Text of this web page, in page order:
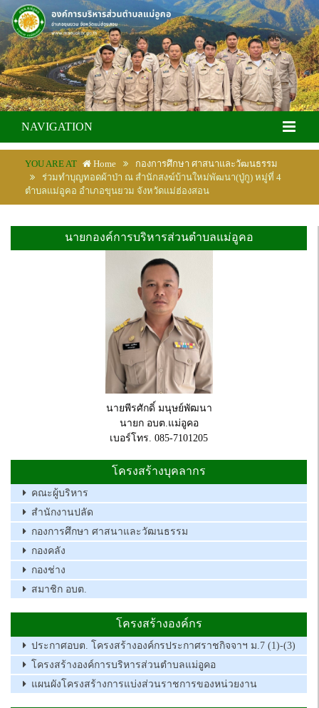
NAVIGATION
YOU ARE AT Home
กองการศึกษา ศาสนาและวัฒนธรรม
ร่วมทำบุญทอดผ้าป่า ณ สำนักสงฆ์บ้านใหม่พัฒนา(ปู่กู) หมู่ที่ 4
ตำบลแม่อูคอ อำเภอขุนยวม จังหวัดแม่ฮ่องสอน
นายกองค์การบริหารส่วนตำบลแม่อูคอ
นายพีรศักดิ์ มนุษย์พัฒนา
นายก อบต.แม่อูคอ
เบอร์โทร. 085-7101205
โครงสร้างบุคลากร
คณะผู้บริหาร
สำนักงานปลัด
กองการศึกษา ศาสนาและวัฒนธรรม
กองคลัง
กองช่าง
สมาชิก อบต.
โครงสร้างองค์กร
ประกาศอบต. โครงสร้างองค์กรประกาศราชกิจจาฯ ม.7 (1)-(3)
โครงสร้างองค์การบริหารส่วนตำบลแม่อูคอ
แผนผังโครงสร้างการแบ่งส่วนราชการของหน่วยงาน